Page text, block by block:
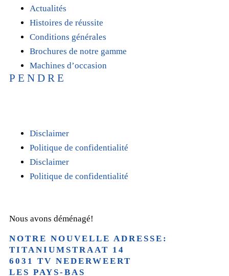
Actualités
Histoires de réussite
Conditions générales
Brochures de notre gamme
Machines d’occasion
PENDRE
Disclaimer
Politique de confidentialité
Disclaimer
Politique de confidentialité
Nous avons déménagé!
NOTRE NOUVELLE ADRESSE:
TITANIUMSTRAAT 14
6031 TV NEDERWEERT
LES PAYS-BAS